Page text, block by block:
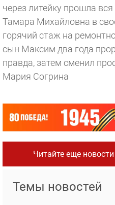
через литейку прошла
Тамара Михайловна в
горячий стаж на
сын Максим два года
правда, затем сменил
Мария Согрина
Читайте еще новости
Темы новостей